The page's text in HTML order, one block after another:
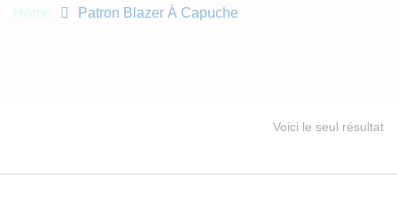
Home Patron Blazer À Capuche
Voici le seul résultat